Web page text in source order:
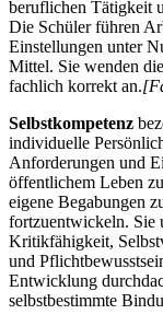
beruflichen Tätigkeit
Die Schüler führen
Einstellungen unter
Mittel. Sie wenden
fachlich korrekt an.
Selbstkompetenz
individuelle
Anforderungen und
öffentlichem Leben
eigene Begabungen
fortzuentwickeln. Sie
Kritikfähigkeit,
und
Entwicklung
selbstbestimmte